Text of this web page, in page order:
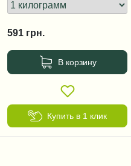
591 грн.
В корзину
Купить в 1 клик